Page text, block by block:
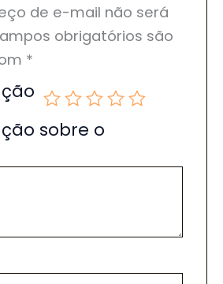
de e-mail não será
obrigatórios são
*
sobre o